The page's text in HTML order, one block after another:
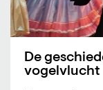
De
vogelvlucht